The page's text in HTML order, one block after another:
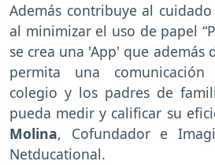
Además contribuye al
al minimizar el uso de papel
se crea una 'App' que
permita una
colegio y los padres de
pueda medir y calificar su
Molina, Cofundador e
Netducational.